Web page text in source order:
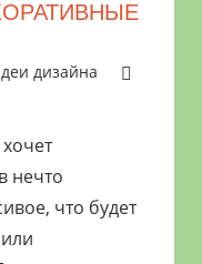
дизайна
нечто
что будет